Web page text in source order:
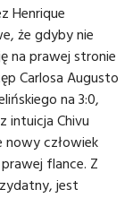
Henrique
że gdyby nie
na prawej stronie
Carlosa Augusto
na 3:0,
intuicja Chivu
nowy człowiek
flance. Z
jest